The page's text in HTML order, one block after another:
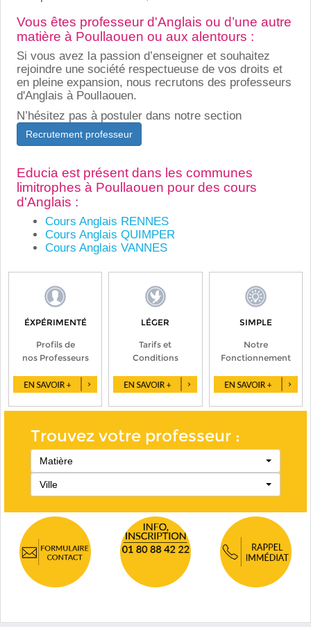
Vous êtes professeur d'Anglais ou d’une autre
matière à Poullaouen ou aux alentours :
Si vous avez la passion d’enseigner et souhaitez
rejoindre une société respectueuse de vos droits et
en pleine expansion, nous recrutons des professeurs
d'Anglais à Poullaouen.
N’hésitez pas à postuler dans notre section
Recrutement professeur
Educia est présent dans les communes
limitrophes à Poullaouen pour des cours
d'Anglais :
Cours Anglais RENNES
Cours Anglais QUIMPER
Cours Anglais VANNES
ÉXPÉRIMENTÉ
Profils de
nos Professeurs
LÉGER
Tarifs et
Conditions
SIMPLE
Notre
Fonctionnement
Trouvez votre professeur :
Matière
Ville